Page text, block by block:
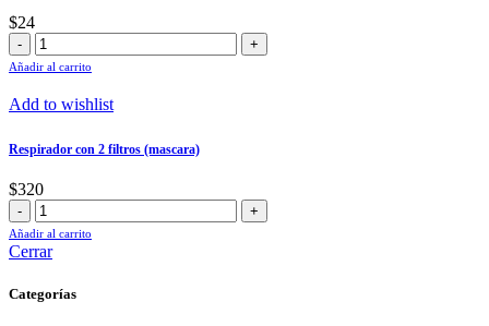
$24
Lija
120
Añadir al carrito
Add to wishlist
Respirador con 2 filtros (mascara)
$320
Respirador
con
2
(mascara)
cantidad
Añadir al carrito
Cerrar
Categorías